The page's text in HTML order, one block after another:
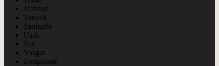
Trabzon
Tunceli
Şanlıurfa
Uşak
Van
Yozgat
Zonguldak